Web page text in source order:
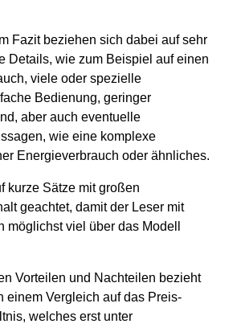
Fazit beziehen sich dabei auf sehr
Details, wie zum Beispiel auf einen
viele oder spezielle
Bedienung, geringer
aber auch eventuelle
wie eine komplexe
Energieverbrauch oder ähnliches.
kurze Sätze mit großen
geachtet, damit der Leser mit
möglichst viel über das Modell
Vorteilen und Nachteilen bezieht
einem Vergleich auf das Preis-
welches erst unter